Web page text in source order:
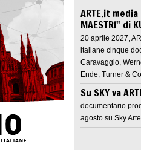
ARTE.it
MAESTRI" di
20 aprile 2027,
italiane cinque
Caravaggio,
Ende, Turner &
Su SKY va
documentario
agosto su Sky Arte